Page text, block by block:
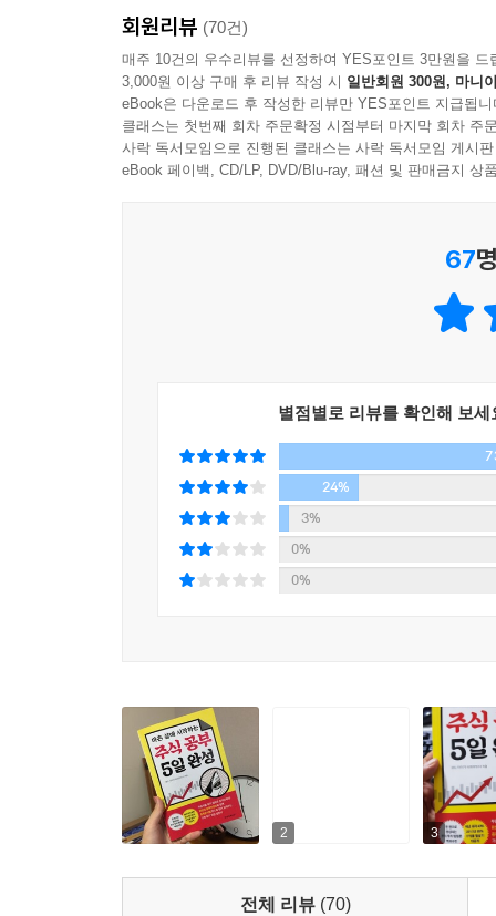
기술적 분석은 전문가 영역으로 초보 투자자에게
기술적 지표만으로는 투자에 문제없다. 재무 판
기술적 분석은 과거 주가 경험치다. 사주와 같이
서로 달라 종잡을 수가 없다. 임진왜란 전 선조 앞
은 보조지표는 몰라도 상관없다. 중요하다면 이름
소중한 출퇴근 1시간을 허투루 보내지 말자. 출
회원리뷰 (70건)
매주 10건의 우수리뷰를 선정하여 YES포인트 3만원을 드
3,000원 이상 구매 후 리뷰 작성 시 일반회원 300원, 마니
eBook은 다운로드 후 작성한 리뷰만 YES포인트 지급됩니
클래스는 첫번째 회차 주문확정 시점부터 마지막 회차 주
사락 독서모임으로 진행된 클래스는 사락 독서모임 게시
eBook 페이백, CD/LP, DVD/Blu-ray, 패션 및 판매금지 상
67
별점별로 리뷰를 확인해 보세
24%
3%
0%
0%
2 3
전체 리뷰 (70)